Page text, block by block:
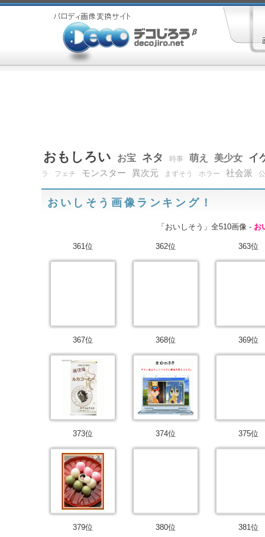
おもしろい お宝 ネタ 時事 萌え 美少女 イ
ラ フェチ モンスター 異次元 まずそう ホラー 社会派
おいしそう画像ランキング！
「おいしそう」全510画像 - お
361位 362位 363位
367位 368位 369位
373位 374位 375位
379位 380位 381位